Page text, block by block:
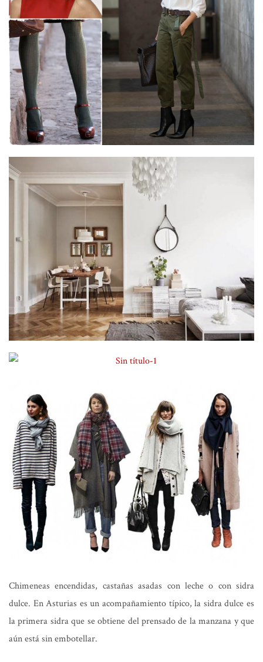
Chimeneas encendidas, castañas asadas con leche o con sidra
dulce. En Asturias es un acompañamiento típico, la sidra dulce es
la primera sidra que se obtiene del prensado de la manzana y que
aún está sin embotellar.